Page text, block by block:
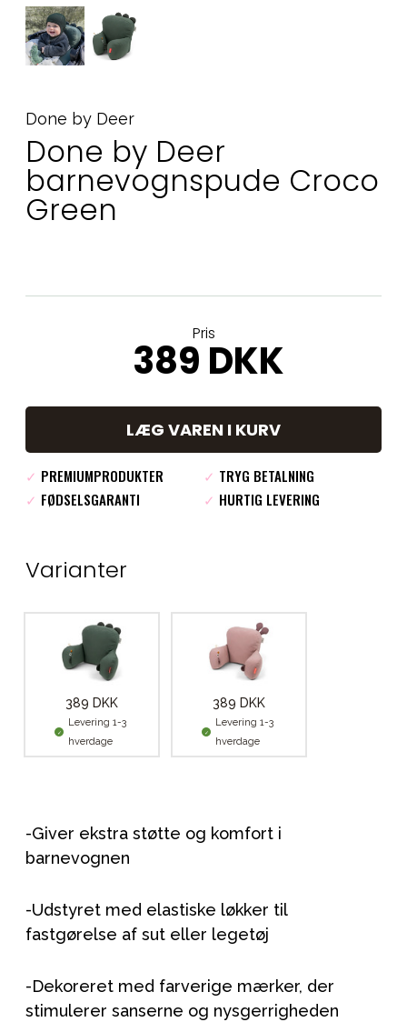
Done by Deer
Done by Deer
barnevognspude Croco
Green
Pris
389 DKK
LÆG VAREN I KURV
✓ PREMIUMPRODUKTER ✓ TRYG BETALNING
✓ FØDSELSGARANTI ✓ HURTIG LEVERING
Varianter
389 DKK
Levering 1-3
hverdage
389 DKK
Levering 1-3
hverdage
-Giver ekstra støtte og komfort i
barnevognen
-Udstyret med elastiske løkker til
fastgørelse af sut eller legetøj
-Dekoreret med farverige mærker, der
stimulerer sanserne og nysgerrigheden
Sol og svømning
Kontakt os på